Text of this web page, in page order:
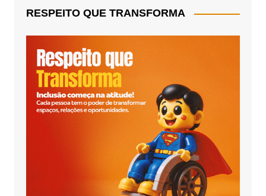
RESPEITO QUE TRANSFORMA